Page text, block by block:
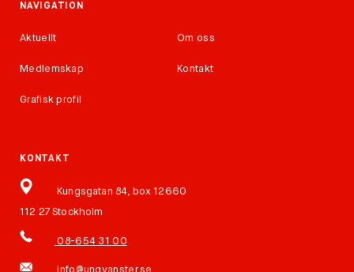
NAVIGATION
Aktuellt Om oss
Medlemskap Kontakt
Grafisk profil
KONTAKT
Kungsgatan 84, box 12660
112 27 Stockholm
08-654 31 00
info@ungvanster.se